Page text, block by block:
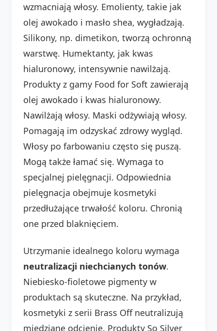
wzmacniają włosy. Emolienty, takie jak
olej awokado i masło shea, wygładzają.
Silikony, np. dimetikon, tworzą ochronną
warstwę. Humektanty, jak kwas
hialuronowy, intensywnie nawilżają.
Produkty z gamy Food for Soft zawierają
olej awokado i kwas hialuronowy.
Nawilżają włosy. Maski odżywiają włosy.
Pomagają im odzyskać zdrowy wygląd.
Włosy po farbowaniu często się puszą.
Mogą także łamać się. Wymaga to
specjalnej pielęgnacji. Odpowiednia
pielęgnacja obejmuje kosmetyki
przedłużające trwałość koloru. Chronią
one przed blaknięciem.
Utrzymanie idealnego koloru wymaga
neutralizacji niechcianych tonów.
Niebiesko-fioletowe pigmenty w
produktach są skuteczne. Na przykład,
kosmetyki z serii Brass Off neutralizują
miedziane odcienie. Produkty So Silver